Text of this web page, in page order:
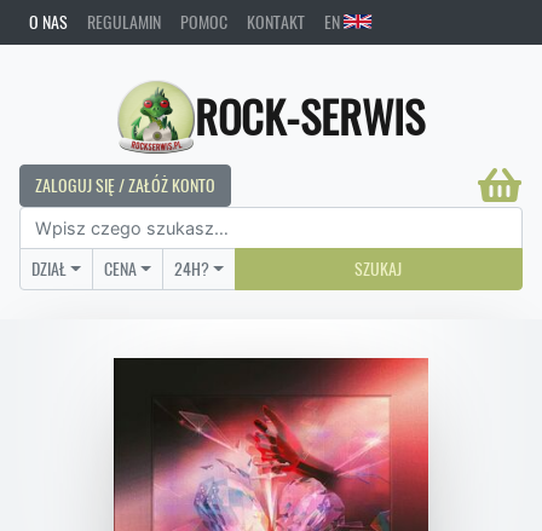
O NAS REGULAMIN POMOC KONTAKT EN
ROCK-SERWIS
ZALOGUJ SIĘ / ZAŁÓŻ KONTO
DZIAŁ CENA 24H? SZUKAJ